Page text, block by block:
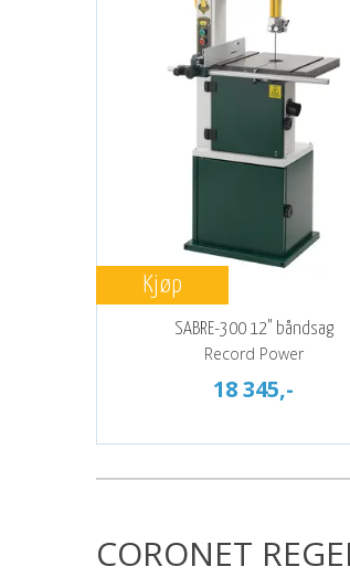
Kjøp
SABRE-300 12" båndsag
Record Power
18 345,-
CORONET